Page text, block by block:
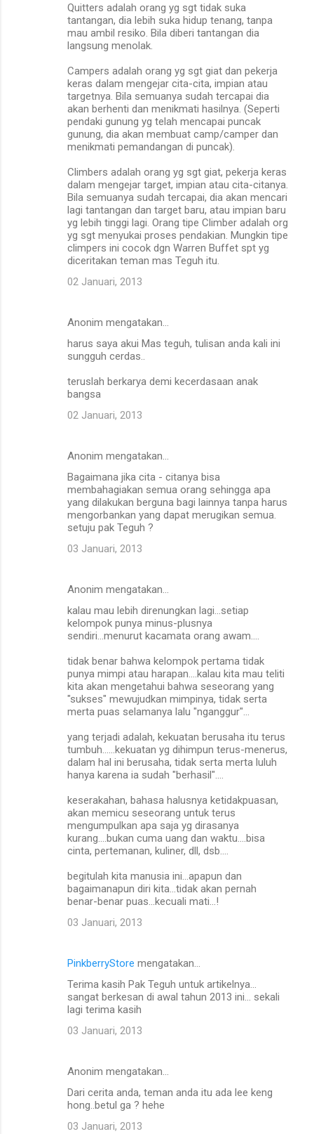
Quitters adalah orang yg sgt tidak suka
tantangan, dia lebih suka hidup tenang, tanpa
mau ambil resiko. Bila diberi tantangan dia
langsung menolak.
Campers adalah orang yg sgt giat dan pekerja
keras dalam mengejar cita-cita, impian atau
targetnya. Bila semuanya sudah tercapai dia
akan berhenti dan menikmati hasilnya. (Seperti
pendaki gunung yg telah mencapai puncak
gunung, dia akan membuat camp/camper dan
menikmati pemandangan di puncak).
Climbers adalah orang yg sgt giat, pekerja keras
dalam mengejar target, impian atau cita-citanya.
Bila semuanya sudah tercapai, dia akan mencari
lagi tantangan dan target baru, atau impian baru
yg lebih tinggi lagi. Orang tipe Climber adalah org
yg sgt menyukai proses pendakian. Mungkin tipe
climpers ini cocok dgn Warren Buffet spt yg
diceritakan teman mas Teguh itu.
02 Januari, 2013
Anonim mengatakan…
harus saya akui Mas teguh, tulisan anda kali ini
sungguh cerdas..
teruslah berkarya demi kecerdasaan anak
bangsa
02 Januari, 2013
Anonim mengatakan…
Bagaimana jika cita - citanya bisa
membahagiakan semua orang sehingga apa
yang dilakukan berguna bagi lainnya tanpa harus
mengorbankan yang dapat merugikan semua.
setuju pak Teguh ?
03 Januari, 2013
Anonim mengatakan…
kalau mau lebih direnungkan lagi...setiap
kelompok punya minus-plusnya
sendiri...menurut kacamata orang awam....
tidak benar bahwa kelompok pertama tidak
punya mimpi atau harapan....kalau kita mau teliti
kita akan mengetahui bahwa seseorang yang
"sukses" mewujudkan mimpinya, tidak serta
merta puas selamanya lalu "nganggur"...
yang terjadi adalah, kekuatan berusaha itu terus
tumbuh......kekuatan yg dihimpun terus-menerus,
dalam hal ini berusaha, tidak serta merta luluh
hanya karena ia sudah "berhasil"....
keserakahan, bahasa halusnya ketidakpuasan,
akan memicu seseorang untuk terus
mengumpulkan apa saja yg dirasanya
kurang....bukan cuma uang dan waktu....bisa
cinta, pertemanan, kuliner, dll, dsb....
begitulah kita manusia ini...apapun dan
bagaimanapun diri kita...tidak akan pernah
benar-benar puas...kecuali mati...!
03 Januari, 2013
PinkberryStore mengatakan…
Terima kasih Pak Teguh untuk artikelnya...
sangat berkesan di awal tahun 2013 ini... sekali
lagi terima kasih
03 Januari, 2013
Anonim mengatakan…
Dari cerita anda, teman anda itu ada lee keng
hong..betul ga ? hehe
03 Januari, 2013